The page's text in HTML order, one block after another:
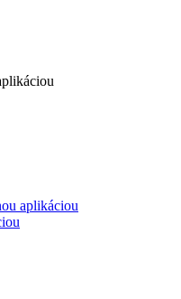
aplikáciou